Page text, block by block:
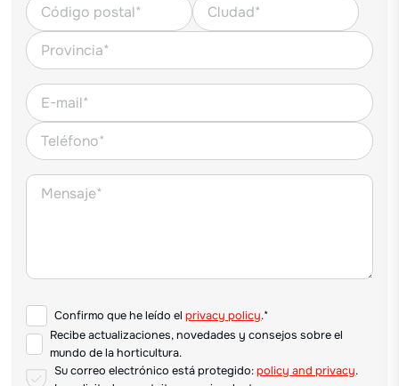
Confirmo que he leído elprivacy policy.*
Recibe actualizaciones, novedades y consejos sobre el
mundo de la horticultura.
Su correo electrónico está protegido:policy and privacy.